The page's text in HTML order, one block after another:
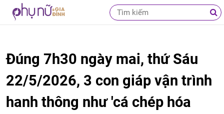
Đúng 7h30 ngày mai, thứ Sáu
22/5/2026, 3 con giáp vận trình
hanh thông như 'cá chép hóa